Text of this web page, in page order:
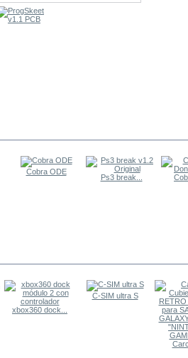
Cobra ODE
Ps3 break...
xbox360 dock...
C-SIM ultra S